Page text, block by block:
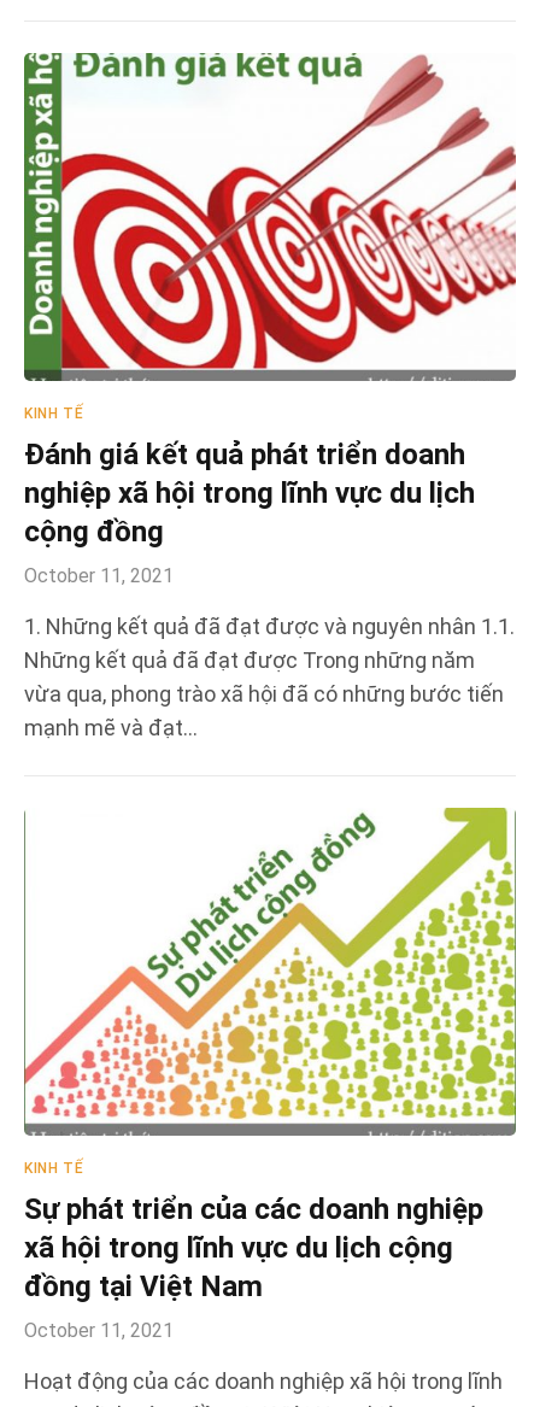
KINH TẾ
Đánh giá kết quả phát triển doanh
nghiệp xã hội trong lĩnh vực du lịch
cộng đồng
October 11, 2021
1. Những kết quả đã đạt được và nguyên nhân 1.1.
Những kết quả đã đạt được Trong những năm
vừa qua, phong trào xã hội đã có những bước tiến
mạnh mẽ và đạt…
KINH TẾ
Sự phát triển của các doanh nghiệp
xã hội trong lĩnh vực du lịch cộng
đồng tại Việt Nam
October 11, 2021
Hoạt động của các doanh nghiệp xã hội trong lĩnh